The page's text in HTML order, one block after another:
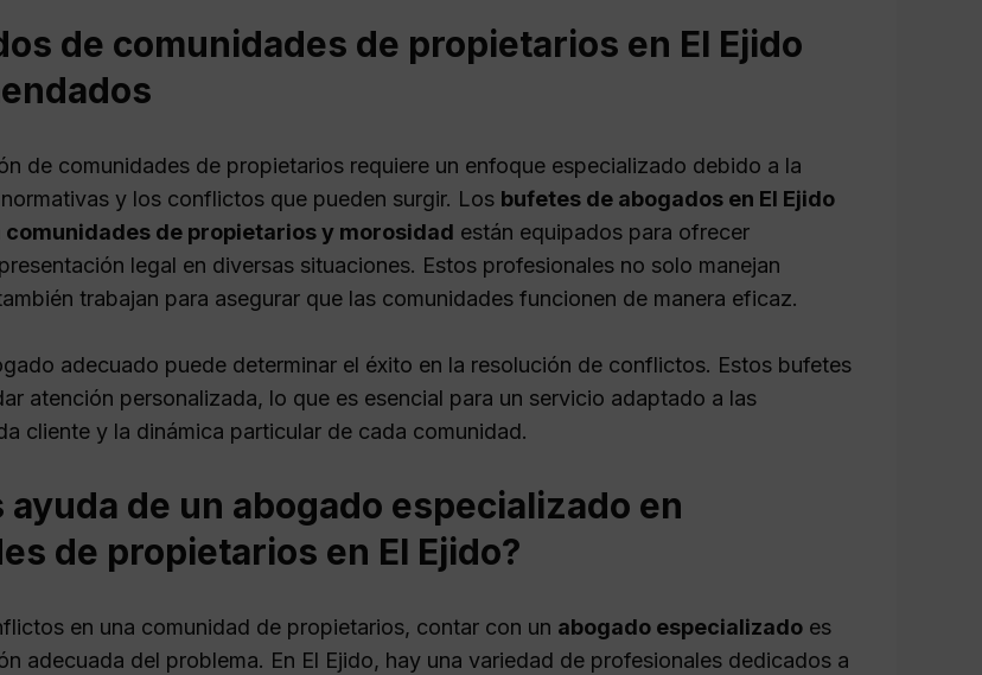
de comunidades de propietarios en El Ejido
de comunidades de propietarios requiere un enfoque especializado debido a la
y los conflictos que pueden surgir. Los bufetes de abogados en El Ejido
comunidades de propietarios y morosidad están equipados para ofrecer
legal en diversas situaciones. Estos profesionales no solo manejan
trabajan para asegurar que las comunidades funcionen de manera eficaz.
adecuado puede determinar el éxito en la resolución de conflictos. Estos bufetes
atención personalizada, lo que es esencial para un servicio adaptado a las
cliente y la dinámica particular de cada comunidad.
ayuda de un abogado especializado en
de propietarios en El Ejido?
en una comunidad de propietarios, contar con un abogado especializado es
adecuada del problema. En El Ejido, hay una variedad de profesionales dedicados a